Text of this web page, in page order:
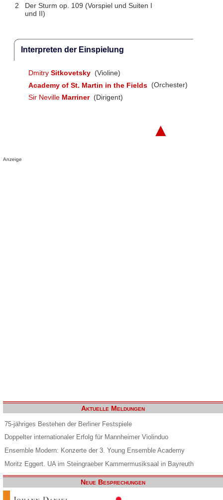
2
Der Sturm op. 109 (Vorspiel und Suiten I
und II)
Interpreten der Einspielung
Dmitry Sitkovetsky (Violine)
Academy of St. Martin in the Fields (Orchester)
Sir Neville Marriner (Dirigent)
▲
Anzeige
Aktuelle Meldungen
75-jähriges Bestehen der Berliner Festspiele
Doppelter internationaler Erfolg für Mannheimer Violinduo
Ensemble Modern: Konzerte der 3. Young Ensemble Academy
Moritz Eggert. UA im Steingraeber Kammermusiksaal in Bayreuth
Neue Besprechungen